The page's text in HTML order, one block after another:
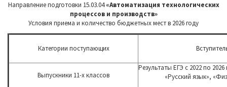
Направление подготовки 15.03.04«Автоматизация технологических
процессов и производств»
Условия приема и количество бюджетных мест в 2026 году
Категории поступающих
Выпускники 11-х классов
Результаты ЕГЭ c 2022 по
«Русский язык»,